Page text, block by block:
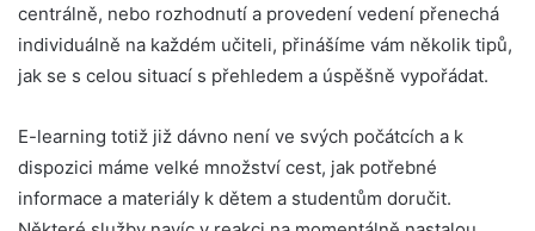
centrálně, nebo rozhodnutí a provedení vedení přenechá
individuálně na každém učiteli, přinášíme vám několik tipů,
jak se s celou situací s přehledem a úspěšně vypořádat.
E-learning totiž již dávno není ve svých počátcích a k
dispozici máme velké množství cest, jak potřebné
informace a materiály k dětem a studentům doručit.